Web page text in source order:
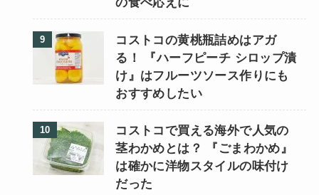
の食べ応えに
コストコの黄桃瓶詰めはアガ
る！ 『ハーフピーチ シロップ漬
け』はフルーツソース作りにも
おすすめしたい
コストコで買える海外で人気の
茎わかめとは？ 『ごまわかめ』
は確かに洋物スタイルの味付け
だった